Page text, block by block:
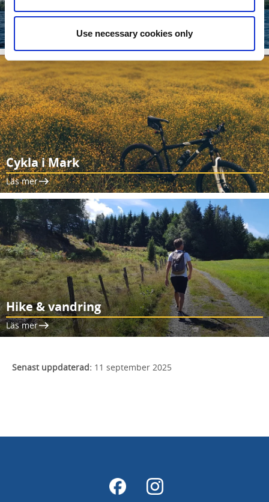
Use necessary cookies only
Upplev aktiviteter vid vatten
Cykla i Mark
Läs mer
Hike & vandring
Läs mer
Senast uppdaterad: 11 september 2025